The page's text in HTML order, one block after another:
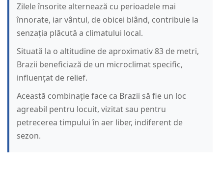
Zilele însorite alternează cu perioadele mai
înnorate, iar vântul, de obicei blând, contribuie la
senzația plăcută a climatului local.
Situată la o altitudine de aproximativ 83 de metri,
Brazii beneficiază de un microclimat specific,
influențat de relief.
Această combinație face ca Brazii să fie un loc
agreabil pentru locuit, vizitat sau pentru
petrecerea timpului în aer liber, indiferent de
sezon.